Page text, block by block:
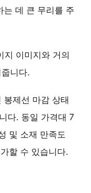
는 데 큰 무리를 주
지 이미지와 거의
니다.
봉제선 마감 상태
다. 동일 가격대 7
및 소재 만족도
할 수 있습니다.